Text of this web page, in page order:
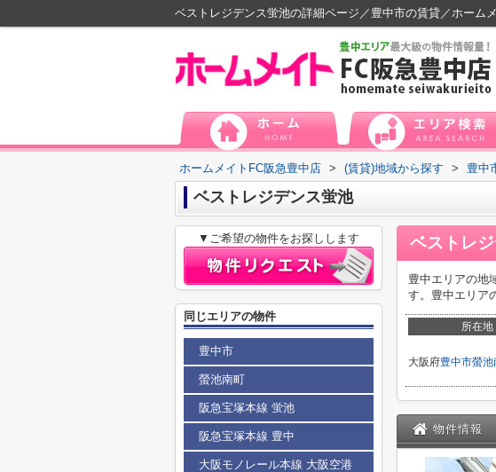
ベストレジデンス蛍池の詳細ページ／豊中市の賃貸／ホーム
ホームメイトFC阪急豊中店 > (賃貸)地域から探す > 豊中
ベストレジデンス蛍池
ベストレ
豊中エリアの地
す。豊中エリア
所在地
大阪府豊中市螢池
物件情報
▼ご希望の物件をお探しします
同じエリアの物件
豊中市
螢池南町
阪急宝塚本線 蛍池
阪急宝塚本線 豊中
大阪モノレール本線 大阪空港